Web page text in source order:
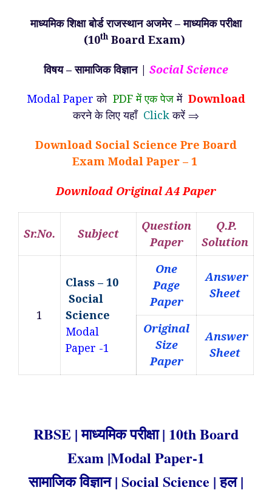
माध्यमिक शिक्षा बोर्ड राजस्थान अजमेर – माध्यमिक परीक्षा
(10th Board Exam)
विषय – सामाजिक विज्ञान | Social Science
Modal Paper को PDF में एक पेजमें Download
करने के लिए यहाँ Clickकरें ⇒
Download Social Science Pre Board
Exam Modal Paper – 1
Download Original A4 Paper
Sr.No. Subject
Question
Paper
Q.P.
Solution
1
Class – 10
Social
Science
Modal
Paper -1
One
Page
Paper
Answer
Sheet
Original
Size
Paper
Answer
Sheet
RBSE | माध्यमिक परीक्षा | 10th Board
Exam |Modal Paper-1
सामाजिक विज्ञान | Social Science | हल |